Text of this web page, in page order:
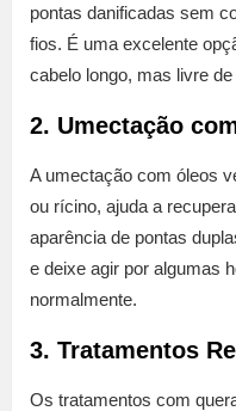
pontas danificadas sem
fios. É uma excelente
cabelo longo, mas livre
2. Umectação
A umectação com óleos
ou rícino, ajuda a
aparência de pontas
e deixe agir por algumas
normalmente.
3. Tratamentos
Os tratamentos com